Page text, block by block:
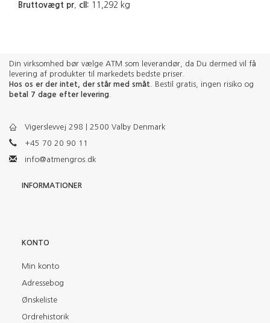
Bruttovægt pr. cll: 11,292 kg
Din virksomhed bør vælge ATM som leverandør, da Du dermed vil få
levering af produkter til markedets bedste priser.
Hos os er der intet, der står med småt . Bestil gratis, ingen risiko og
betal 7 dage efter levering
Vigerslevvej 298 | 2500 Valby Denmark
+45 70 20 90 11
info@atmengros.dk
INFORMATIONER
KONTO
Min konto
Adressebog
Ønskeliste
Ordrehistorik